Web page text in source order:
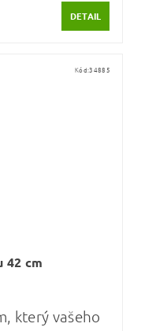
DETAIL
Kód:34885
42 cm
který vašeho